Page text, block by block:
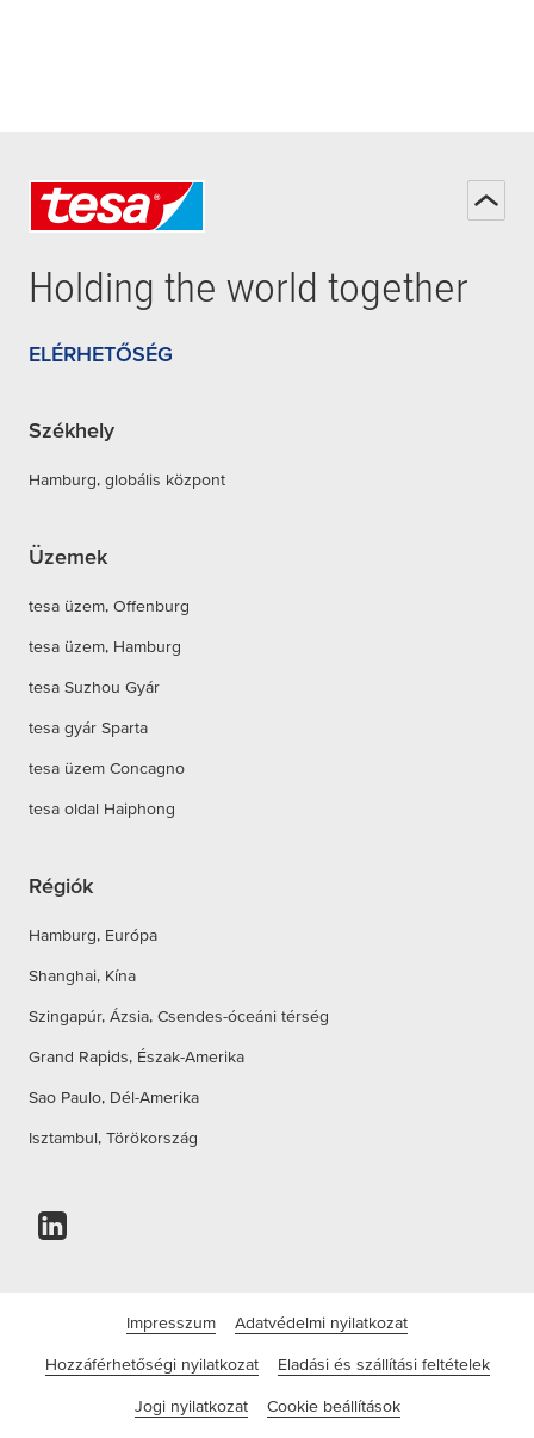
Holding the world together
ELÉRHETŐSÉG
Székhely
Hamburg, globális központ
Üzemek
tesa üzem, Offenburg
tesa üzem, Hamburg
tesa Suzhou Gyár
tesa gyár Sparta
tesa üzem Concagno
tesa oldal Haiphong
Régiók
Hamburg, Európa
Shanghai, Kína
Szingapúr, Ázsia, Csendes-óceáni térség
Grand Rapids, Észak-Amerika
Sao Paulo, Dél-Amerika
Isztambul, Törökország
Impresszum Adatvédelmi nyilatkozat
Hozzáférhetőségi nyilatkozat Eladási és szállítási feltételek
Jogi nyilatkozat Cookie beállítások